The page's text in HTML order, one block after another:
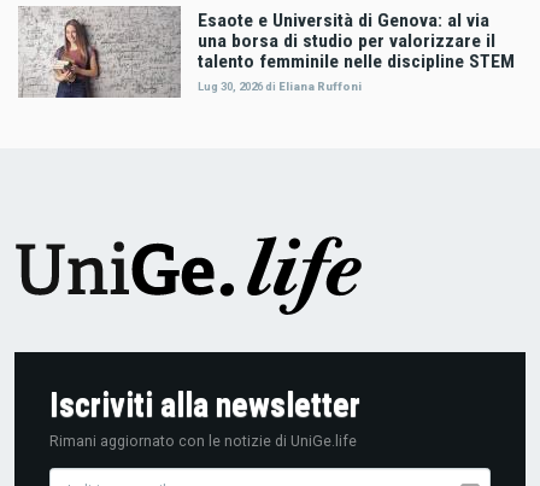
Esaote e Università di Genova: al via
una borsa di studio per valorizzare il
talento femminile nelle discipline STEM
Lug 30, 2026di Eliana Ruffoni
Iscriviti alla newsletter
Rimani aggiornato con le notizie di UniGe.life